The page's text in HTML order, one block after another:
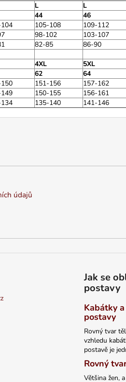
L L
44 46
105-108 109-112
98-102 103-107
82-85 86-90
4XL 5XL
62 64
151-156 157-162
150-155 156-161
135-140 141-146
údajů
Jak se
postavy
Kabátky
postavy
Rovný tvar
vzhledu
postavě je
Rovný
Většina žen,